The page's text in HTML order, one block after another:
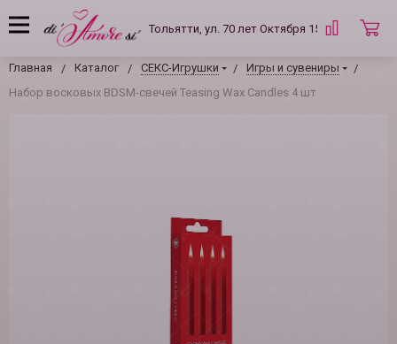
Тольятти, ул. 70 лет Октября 15 Б
Главная Каталог СЕКС-Игрушки
Игры и сувениры
Набор восковых BDSM-свечей Teasing Wax Candles 4 шт